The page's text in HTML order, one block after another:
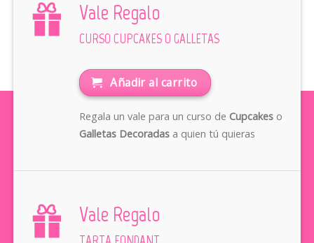
Vale Regalo
CURSO CUPCAKES O GALLETAS
Añadir al carrito
Regala un vale para un curso de Cupcakeso
Galletas Decoradasa quien tú quieras
Vale Regalo